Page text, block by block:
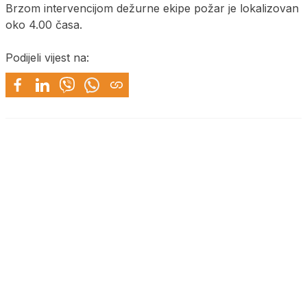
Brzom intervencijom dežurne ekipe požar je lokalizovan
oko 4.00 časa.
Podijeli vijest na: